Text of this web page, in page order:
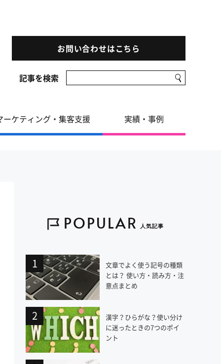
お問い合わせはこちら
記事を検索
ーケティング・集客支援 実績・事例
POPULAR 人気記事
文章でよく使う記号の種類
とは？ 使い方・読み方・注
意点まとめ
漢字？ひらがな？使い分け
に迷ったときの7つのポイ
ント